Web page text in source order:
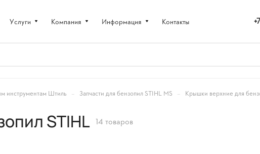
Услуги Компания Информация Контакты
инструментам Штиль – Запчасти для бензопил STIHL MS – Крышки верхние для
STIHL 14 товаров